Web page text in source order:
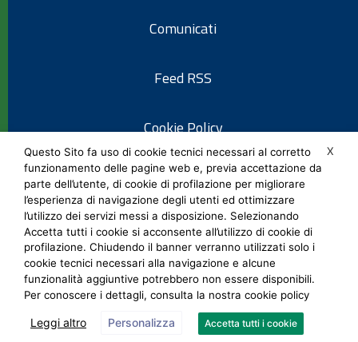
Comunicati
Feed RSS
Cookie Policy
Informativa privacy
Note legali
Social Media Policy
X
Questo Sito fa uso di cookie tecnici necessari al corretto
funzionamento delle pagine web e, previa accettazione da
parte dell’utente, di cookie di profilazione per migliorare
l’esperienza di navigazione degli utenti ed ottimizzare
l’utilizzo dei servizi messi a disposizione. Selezionando
Accetta tutti i cookie si acconsente all’utilizzo di cookie di
profilazione. Chiudendo il banner verranno utilizzati solo i
cookie tecnici necessari alla navigazione e alcune
funzionalità aggiuntive potrebbero non essere disponibili.
Per conoscere i dettagli, consulta la nostra cookie policy
Leggi altro Personalizza Accetta tutti i cookie